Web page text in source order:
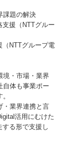
課題の解決
支援（NTTグルー
（NTTグループ電
境・市場・業界
自体も事業ポー
・業界連携と言
活用にむけた
する形で支援し